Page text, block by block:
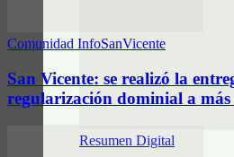
Resumen Digital
Comunidad InfoSanVicente
San Vicente: se realizó la
regularización dominial a